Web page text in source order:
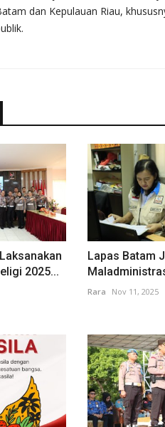
dan Kepulauan Riau,
2025...
Lapas Batam
Rara Nov 11, 2025